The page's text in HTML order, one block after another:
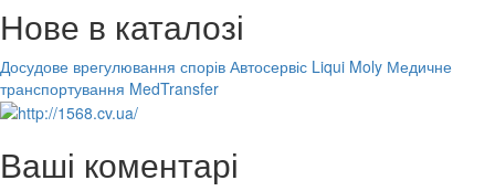
Нове в каталозі
Досудове врегулювання спорів Автосервіс Liqui Moly Медичне
транспортування MedTransfer
Ваші коментарі